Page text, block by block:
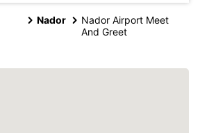
Nador
Nador Airport Meet
And Greet